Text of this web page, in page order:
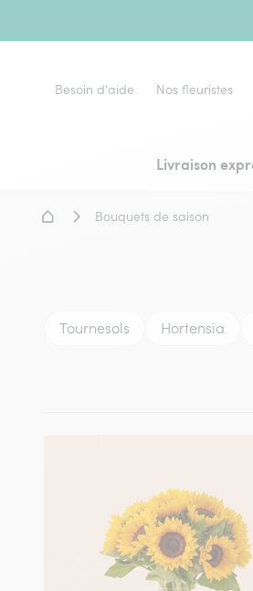
Livraison
Besoin d'aide Nos fleuristes
Accueil - Livraison
Bouquets de saison
Tournesols Hortensia